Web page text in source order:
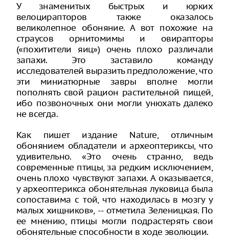
У знаменитых быстрых и юрких
велоцирапторов также оказалось
великолепное обоняние. А вот похожие на
страусов орнитомимы и овирапторы
(«похитители яиц») очень плохо различали
запахи. Это заставило команду
исследователей выразить предположение, что
эти миниатюрные завры вполне могли
пополнять свой рацион растительной пищей,
ибо позвоночных они могли унюхать далеко
не всегда.
Как пишет издание Nature, отличным
обонянием обладатели и археоптериксы, что
удивительно. «Это очень странно, ведь
современные птицы, за редким исключением,
очень плохо чувствуют запахи. А оказывается,
у археоптерикса обонятельная луковица была
сопоставима с той, что находилась в мозгу у
малых хищников», -- отметила Зеленицкая. По
ее мнению, птицы могли подрастерять свои
обонятельные способности в ходе эволюции.